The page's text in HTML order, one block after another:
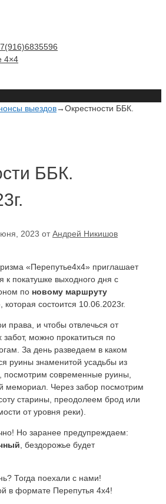
выездов→Окрестности ББК.
ББК.
2023 отАндрей Никишов
«Перепутье4х4» приглашает
к покатушке выходного дня с
по новому маршруту
состоится 10.06.2023г.
права, и чтобы отвлечься от
можно прокатиться по
За день разведаем в каком
руины знаменитой усадьбы из
посмотрим современные руины,
мемориал. Через забор посмотрим
старины, преодолеем брод или
от уровня реки).
Но заранее предупреждаем:
, бездорожье будет
Тогда поехали с нами!
в формате Перепутья 4х4!